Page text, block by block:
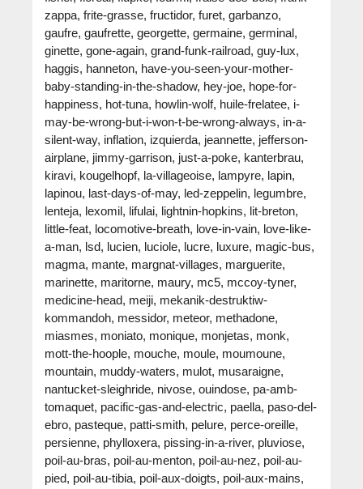
zappa, frite-grasse, fructidor, furet, garbanzo,
gaufre, gaufrette, georgette, germaine, germinal,
ginette, gone-again, grand-funk-railroad, guy-lux,
haggis, hanneton, have-you-seen-your-mother-
baby-standing-in-the-shadow, hey-joe, hope-for-
happiness, hot-tuna, howlin-wolf, huile-frelatee, i-
may-be-wrong-but-i-won-t-be-wrong-always, in-a-
silent-way, inflation, izquierda, jeannette, jefferson-
airplane, jimmy-garrison, just-a-poke, kanterbrau,
kiravi, kougelhopf, la-villageoise, lampyre, lapin,
lapinou, last-days-of-may, led-zeppelin, legumbre,
lenteja, lexomil, lifulai, lightnin-hopkins, lit-breton,
little-feat, locomotive-breath, love-in-vain, love-like-
a-man, lsd, lucien, luciole, lucre, luxure, magic-bus,
magma, mante, margnat-villages, marguerite,
marinette, maritorne, maury, mc5, mccoy-tyner,
medicine-head, meiji, mekanik-destruktiw-
kommandoh, messidor, meteor, methadone,
miasmes, moniato, monique, monjetas, monk,
mott-the-hoople, mouche, moule, moumoune,
mountain, muddy-waters, mulot, musaraigne,
nantucket-sleighride, nivose, ouindose, pa-amb-
tomaquet, pacific-gas-and-electric, paella, paso-del-
ebro, pasteque, patti-smith, pelure, perce-oreille,
persienne, phylloxera, pissing-in-a-river, pluviose,
poil-au-bras, poil-au-menton, poil-au-nez, poil-au-
pied, poil-au-tibia, poil-aux-doigts, poil-aux-mains,